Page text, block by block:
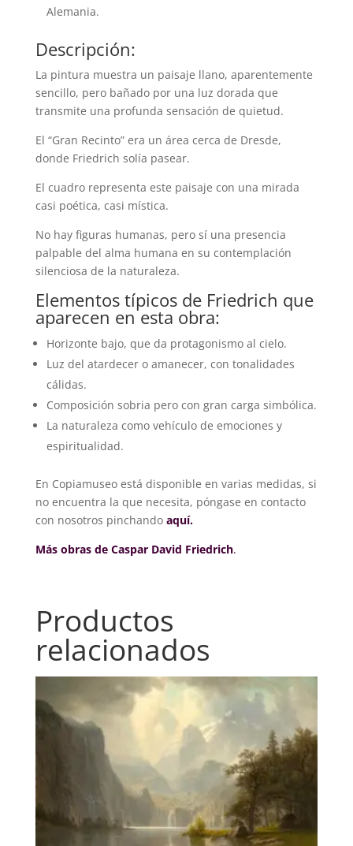
Alemania.
Descripción:
La pintura muestra un paisaje llano, aparentemente
sencillo, pero bañado por una luz dorada que
transmite una profunda sensación de quietud.
El “Gran Recinto” era un área cerca de Dresde,
donde Friedrich solía pasear.
El cuadro representa este paisaje con una mirada
casi poética, casi mística.
No hay figuras humanas, pero sí una presencia
palpable del alma humana en su contemplación
silenciosa de la naturaleza.
Elementos típicos de Friedrich que
aparecen en esta obra:
Horizonte bajo, que da protagonismo al cielo.
Luz del atardecer o amanecer, con tonalidades
cálidas.
Composición sobria pero con gran carga simbólica.
La naturaleza como vehículo de emociones y
espiritualidad.
En Copiamuseo está disponible en varias medidas, si
no encuentra la que necesita, póngase en contacto
con nosotros pinchando aquí.
Más obras de Caspar David Friedrich.
Productos
relacionados